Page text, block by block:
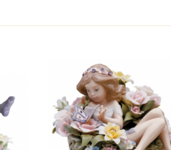
отдельно.
покупатель.